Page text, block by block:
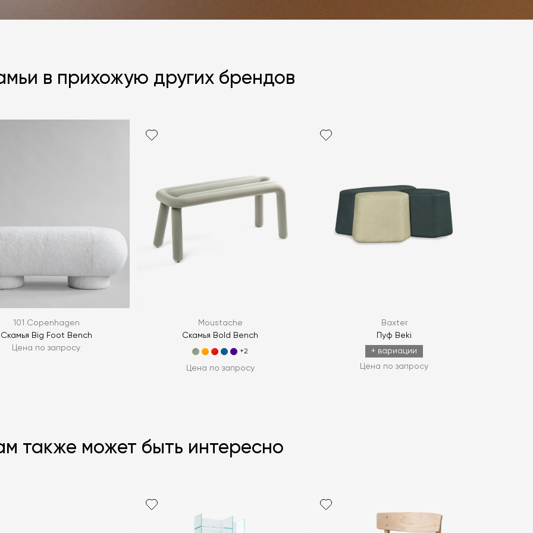
ЗАДАТЬ ВОПРОС
ЗАДАТЬ ВОПРОС
в прихожую других брендов
101 Copenhagen
Скамья Big Foot Bench
Цена по запросу
Moustache
Скамья Bold Bench
+2
Цена по запросу
Baxter
Пуф Beki
+ вариации
Цена по запросу
также может быть интересно